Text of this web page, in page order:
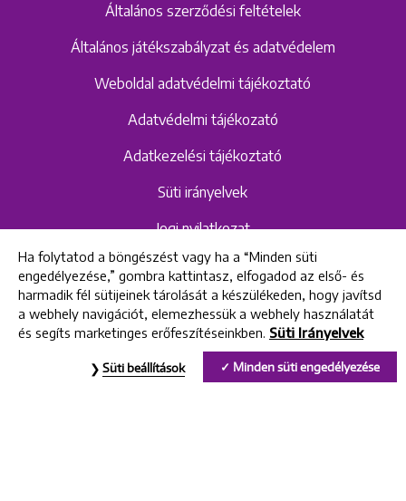
Általános szerződési feltételek
Általános játékszabályzat és adatvédelem
Weboldal adatvédelmi tájékoztató
Adatvédelmi tájékozató
Adatkezelési tájékoztató
Süti irányelvek
Jogi nyilatkozat
Hangrögzítéshez kapcsolódó adatvédelmi
szabályzat és tájékoztató
Uniklinik Fogászati és Implantációs Központ
Ha folytatod a böngészést vagy ha a “Minden süti
engedélyezése,” gombra kattintasz, elfogadod az első- és
harmadik fél sütijeinek tárolását a készülékeden, hogy javítsd
a webhely navigációt, elemezhessük a webhely használatát
és segíts marketinges erőfeszítéseinkben. Süti Irányelvek
Minden süti engedélyezése
Süti beállítások